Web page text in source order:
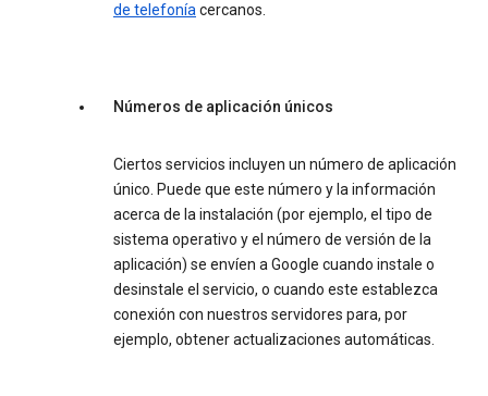
de telefoníacercanos.
Números de aplicación únicos
Ciertos servicios incluyen un número de aplicación
único. Puede que este número y la información
acerca de la instalación (por ejemplo, el tipo de
sistema operativo y el número de versión de la
aplicación) se envíen a Google cuando instale o
desinstale el servicio, o cuando este establezca
conexión con nuestros servidores para, por
ejemplo, obtener actualizaciones automáticas.